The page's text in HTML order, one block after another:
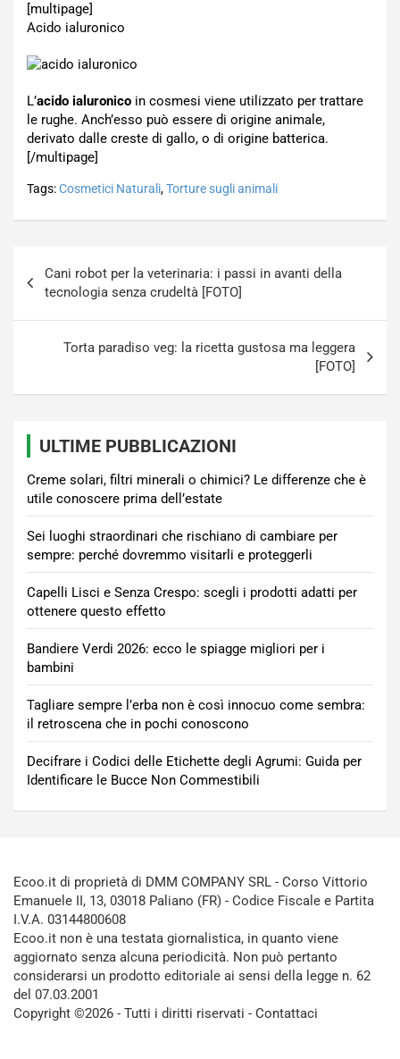
[multipage]
Acido ialuronico
L’acido ialuronico in cosmesi viene utilizzato per trattare
le rughe. Anch’esso può essere di origine animale,
derivato dalle creste di gallo, o di origine batterica.
[/multipage]
Tags:Cosmetici Naturali,Torture sugli animali
articoli
Cani robot per la veterinaria: i passi in avanti della
tecnologia senza crudeltà [FOTO]
Torta paradiso veg: la ricetta gustosa ma leggera
[FOTO]
ULTIME PUBBLICAZIONI
Creme solari, filtri minerali o chimici? Le differenze che è
utile conoscere prima dell’estate
Sei luoghi straordinari che rischiano di cambiare per
sempre: perché dovremmo visitarli e proteggerli
Capelli Lisci e Senza Crespo: scegli i prodotti adatti per
ottenere questo effetto
Bandiere Verdi 2026: ecco le spiagge migliori per i
bambini
Tagliare sempre l’erba non è così innocuo come sembra:
il retroscena che in pochi conoscono
Decifrare i Codici delle Etichette degli Agrumi: Guida per
Identificare le Bucce Non Commestibili
Ecoo.it di proprietà di DMM COMPANY SRL - Corso Vittorio
Emanuele II, 13, 03018 Paliano (FR) - Codice Fiscale e Partita
I.V.A. 03144800608
Ecoo.it non è una testata giornalistica, in quanto viene
aggiornato senza alcuna periodicità. Non può pertanto
considerarsi un prodotto editoriale ai sensi della legge n. 62
del 07.03.2001
Copyright ©2026 - Tutti i diritti riservati - Contattaci